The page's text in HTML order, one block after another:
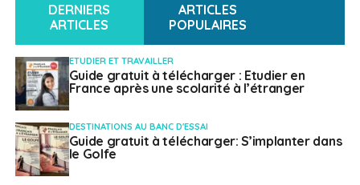
DERNIERS
ARTICLES
ARTICLES
POPULAIRES
ETUDIER ET TRAVAILLER
Guide gratuit à télécharger : Etudier en
France après une scolarité à l’étranger
DESTINATIONS AU BANC D'ESSAI
Guide gratuit à télécharger: S’implanter dans
le Golfe